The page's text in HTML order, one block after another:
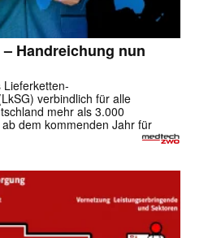
Handreichung nun
verbindlich für alle
mehr als 3.000
dem kommenden Jahr für